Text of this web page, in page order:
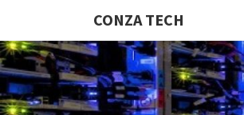
CONZA TECH